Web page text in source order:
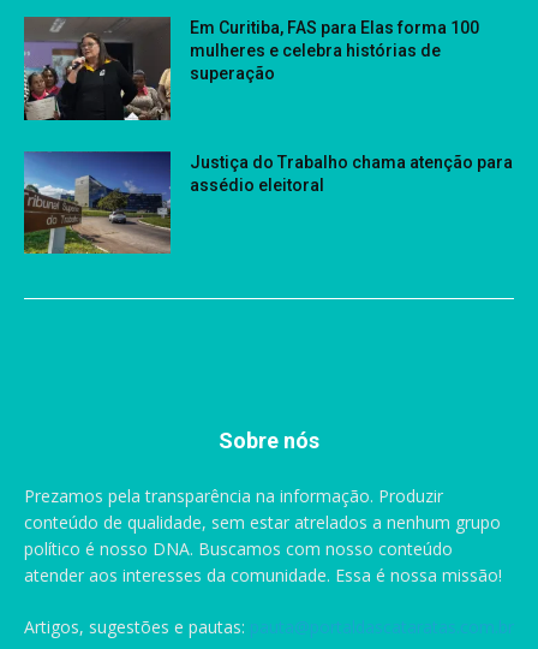
Em Curitiba, FAS para Elas forma 100
mulheres e celebra histórias de
superação
Justiça do Trabalho chama atenção para
assédio eleitoral
Sobre nós
Prezamos pela transparência na informação. Produzir
conteúdo de qualidade, sem estar atrelados a nenhum grupo
político é nosso DNA. Buscamos com nosso conteúdo
atender aos interesses da comunidade. Essa é nossa missão!
Artigos, sugestões e pautas: pauta@portaldascataratas.com.br